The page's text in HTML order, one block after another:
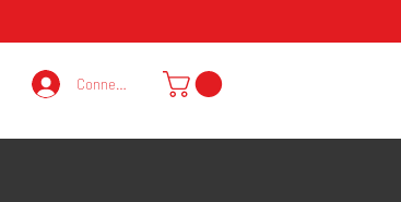
Connexion